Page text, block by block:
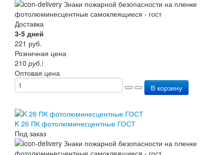
Доставка
3-5 дней
221 руб.
Розничная цена
210 руб.i
Оптовая цена
В корзину
K 26 ПК фотолюминесцентные ГОСТ
Под заказ